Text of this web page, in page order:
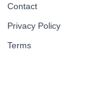
Contact
Privacy Policy
Terms